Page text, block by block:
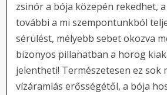
zsinór a bója közepén rekedhet,
további a mi szempontunkból
sérülést, mélyebb sebet okozva
bizonyos pillanatban a horog
jelentheti! Természetesen ez sok
vízáramlás erősségétől, a bója